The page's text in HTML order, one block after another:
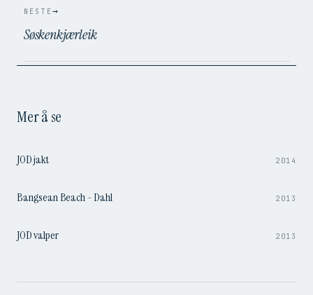
NESTE→
Søskenkjærleik
Mer å se
JOD jakt 2014
2:49
Bangsean Beach - Dahl 2013
2:29
JOD valper 2013